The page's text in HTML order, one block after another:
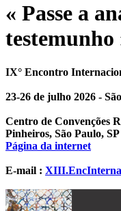
« Passe a
testemunho
IX° Encontro
23-26 de julho 2026 -
Centro de Convenções
Pinheiros, São Paulo,
Página da internet
E-mail :